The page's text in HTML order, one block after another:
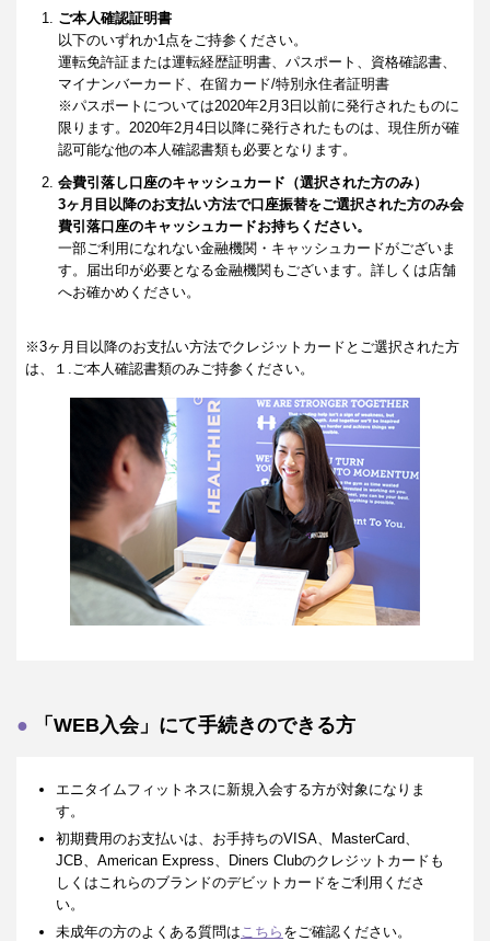
ご本人確認証明書
以下のいずれか1点をご持参ください。
運転免許証または運転経歴証明書、パスポート、資格確認書、
マイナンバーカード、在留カード/特別永住者証明書
※パスポートについては2020年2月3日以前に発行されたものに
限ります。2020年2月4日以降に発行されたものは、現住所が確
認可能な他の本人確認書類も必要となります。
会費引落し口座のキャッシュカード（選択された方のみ）
3ヶ月目以降のお支払い方法で口座振替をご選択された方のみ会
費引落口座のキャッシュカードお持ちください。
一部ご利用になれない金融機関・キャッシュカードがございま
す。届出印が必要となる金融機関もございます。詳しくは店舗
へお確かめください。
※3ヶ月目以降のお支払い方法でクレジットカードとご選択された方
は、１.ご本人確認書類のみご持参ください。
「WEB入会」にて手続きのできる方
エニタイムフィットネスに新規入会する方が対象になりま
す。
初期費用のお支払いは、お手持ちのVISA、MasterCard、
JCB、American Express、Diners Clubのクレジットカードも
しくはこれらのブランドのデビットカードをご利用くださ
い。
未成年の方のよくある質問はこちら をご確認ください。